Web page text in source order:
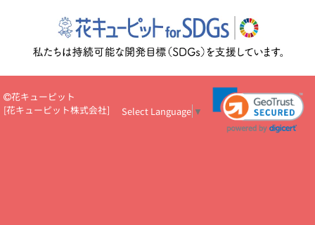
いのマナー
定年退職祝いのマナー
お祝いを贈るときのマナー・
花キューピットのお祝いコラム一覧
誕生日のお花を「色
彩心理学」で選ぶ方法
結婚祝いの予算相場
出産祝いお役立ち情
ール
新築引っ越し祝いコラム お祝い花のマナー総まとめ
職
場上司や先輩へ贈るお祝い花の正解は？
開店祝いの花 選び方ガイ
花キューピット
[花キューピット株式会社] Select Language ▼